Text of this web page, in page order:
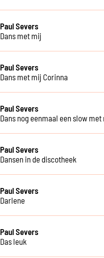
Paul Severs
Dans met mij
Paul Severs
Dans met mij Corinna
Paul Severs
Dans nog eenmaal een slow met
Paul Severs
Dansen in de discotheek
Paul Severs
Darlene
Paul Severs
Das leuk